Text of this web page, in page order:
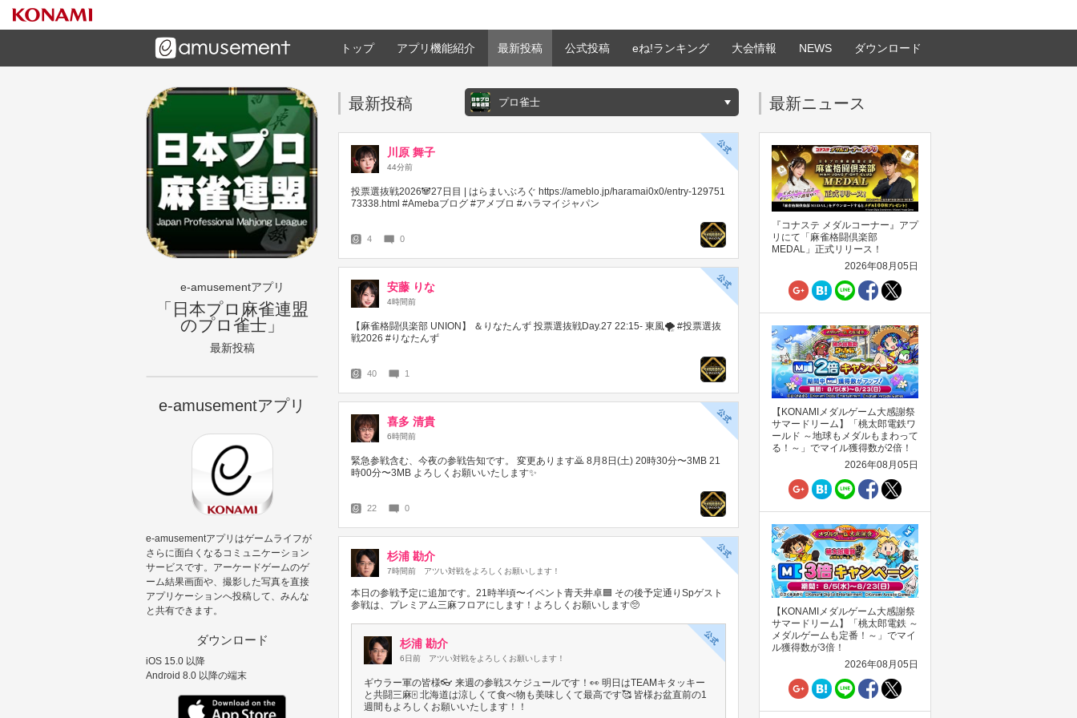
ゲームと連携したコミュニケーションアプリで
トップ アプリ機能紹介 最新投稿 公式投稿 eね!ランキング 大会情報 NEWS ダウンロード
e-amusementアプリ
「日本プロ麻雀連盟
のプロ雀士」
最新投稿
e-amusementアプリ
e-amusementアプリはゲームライフが
さらに面白くなるコミュニケーション
サービスです。アーケードゲームのゲ
ーム結果画面や、撮影した写真を直接
アプリケーションへ投稿して、みんな
と共有できます。
ダウンロード
iOS 15.0 以降
Android 8.0 以降の端末
最新投稿 プロ雀士
川原 舞子
44分前
投票選抜戦2026🐼27日目 | はらまいぶろぐ https://ameblo.jp/haramai0x0/entry-129751
73338.html #Amebaブログ #アメブロ #ハラマイジャパン
4 0
安藤 りな
4時間前
【麻雀格闘倶楽部 UNION】 ＆りなたんず 投票選抜戦Day.27 22:15- 東風🌪️ #投票選抜
戦2026 #りなたんず
40 1
喜多 清貴
6時間前
緊急参戦含む、今夜の参戦告知です。 変更あります🙇 8月8日(土) 20時30分〜3MB 21
時00分〜3MB よろしくお願いいたします✨
22 0
杉浦 勘介
7時間前 アツい対戦をよろしくお願いします！
本日の参戦予定に追加です。21時半頃〜イベント青天井卓🟦 その後予定通りSpゲスト
参戦は、プレミアム三麻フロアにします！よろしくお願いします🥺
杉浦 勘介
6日前 アツい対戦をよろしくお願いします！
ギウラー軍の皆様👓 来週の参戦スケジュールです！👀 明日はTEAMキタッキー
と共闘三麻🀄️ 北海道は涼しくて食べ物も美味しくて最高です🥰 皆様お盆直前の1
週間もよろしくお願いいたします！！
最新ニュース
『コナステ メダルコーナー』アプ
リにて「麻雀格闘倶楽部
MEDAL」正式リリース！
2026年08月05日
【KONAMIメダルゲーム大感謝祭
サマードリーム】「桃太郎電鉄ワ
ールド ～地球もメダルもまわって
る！～」でマイル獲得数が2倍！
2026年08月05日
【KONAMIメダルゲーム大感謝祭
サマードリーム】「桃太郎電鉄 ～
メダルゲームも定番！～」でマイ
ル獲得数が3倍！
2026年08月05日